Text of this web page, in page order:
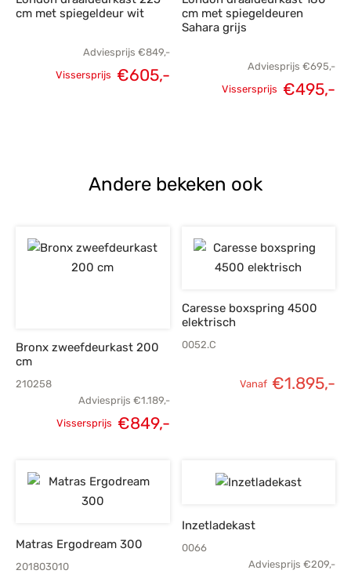
cm met spiegeldeur wit
Adviesprijs €849,-
Vissersprijs €605,-
Huidige
cm met spiegeldeuren
Sahara grijs
Adviesprijs €695,-
Vissersprijs €495,-
Andere bekeken ook
Bronx zweefdeurkast 200
cm
210258
Adviesprijs €1.189,-
Vissersprijs €849,-
Caresse boxspring 4500
elektrisch
0052.C
Vanaf €1.895,-
Matras Ergodream 300
201803010
Inzetladekast
0066
Adviesprijs €209,-